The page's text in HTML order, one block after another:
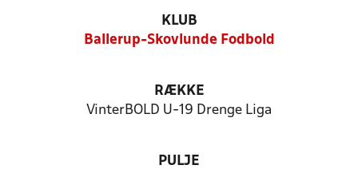
KLUB
Ballerup-Skovlunde Fodbold
RÆKKE
VinterBOLD U-19 Drenge Liga
PULJE